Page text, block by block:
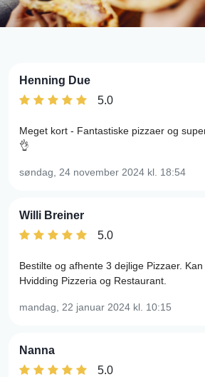
Henning Due
5.0
Meget kort - Fantastiske pizzaer og
👌
søndag, 24 november 2024 kl. 18:54
Willi Breiner
5.0
Bestilte og afhente 3 dejlige Pizzaer.
Hvidding Pizzeria og Restaurant.
mandag, 22 januar 2024 kl. 10:15
Nanna
5.0